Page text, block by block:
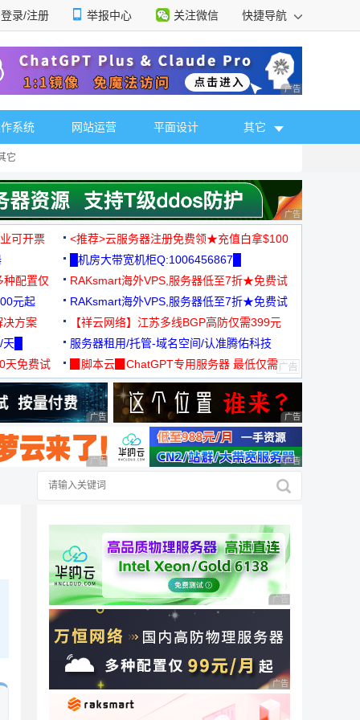
登录/注册 举报中心 关注微信 快捷导航
广告 商业广告，理
系统 网站运营 平面设计 其它
它
广告 商业广告，理
可开票
<推荐>云服务器注册免费领★充值白拿$100
█机房大带宽机柜Q:1006456867█
种配置仅
RAKsmart海外VPS,服务器低至7折★免费试
用★
元起
RAKsmart海外VPS,服务器低至7折★免费试
用★
决方案
【祥云网络】江苏多线BGP高防仅需399元
█
服务器租用/托管-域名空间/认准腾佑科技
免费试
▉脚本云▉ChatGPT专用服务器 最低仅需
19元/月
广告 商业广告，理性选择 广告 商业广告，理
广告 商业广告，理性选择 广告 商业广告，理
广告 商业广告，理性
广告 商业广告，理性